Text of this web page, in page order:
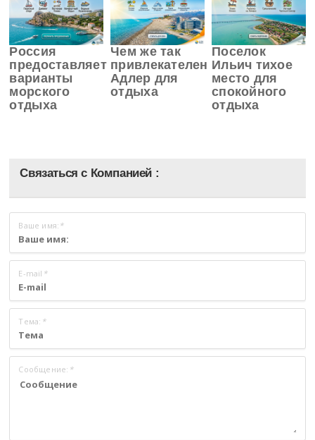
Россия
предоставляет
варианты
морского
отдыха
Чем же так
привлекателен
Адлер для
отдыха
Поселок
Ильич тихое
место для
спокойного
отдыха
Связаться с Компанией :
Ваше имя: *
E-mail *
Тема: *
Сообщение: *